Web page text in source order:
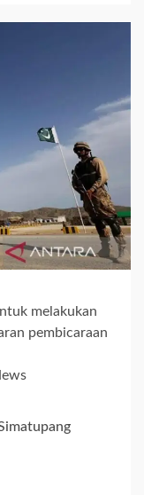
melakukan
pembicaraan